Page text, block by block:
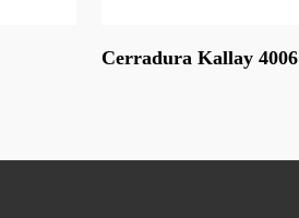
Cerradura Kallay 4006